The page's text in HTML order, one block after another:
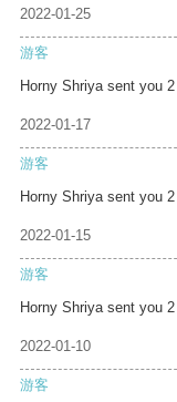
2022-01-25
游客
Horny Shriya sent you 2
2022-01-17
游客
Horny Shriya sent you 2
2022-01-15
游客
Horny Shriya sent you 2
2022-01-10
游客